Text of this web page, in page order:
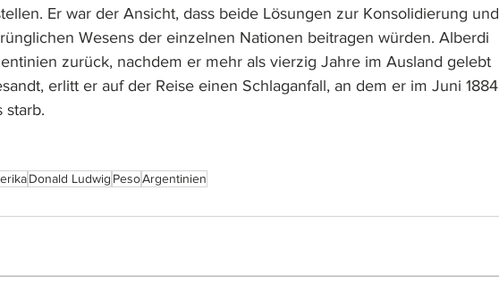
Er war der Ansicht, dass beide Lösungen zur Konsolidierung und
Wesens der einzelnen Nationen beitragen würden. Alberdi
zurück, nachdem er mehr als vierzig Jahre im Ausland gelebt
erlitt er auf der Reise einen Schlaganfall, an dem er im Juni 1884
starb.
Donald Ludwig PesoArgentinien